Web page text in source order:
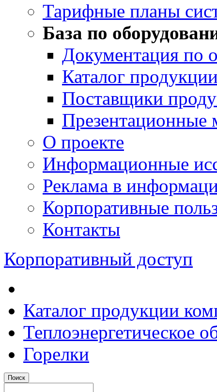
Тарифные планы
База по
Документация по
Каталог
Поставщики
Презентационные
О проекте
Информационные
Реклама в
Корпоративные
Контакты
Корпоративный доступ
Каталог продукции
Теплоэнергетическое
Горелки